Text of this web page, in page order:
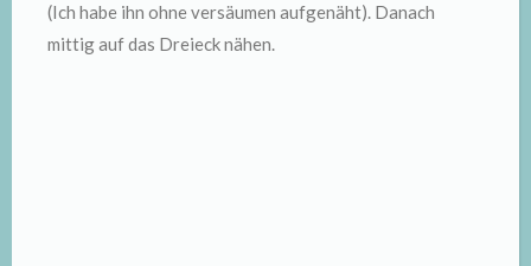
(Ich habe ihn ohne versäumen aufgenäht). Danach
mittig auf das Dreieck nähen.